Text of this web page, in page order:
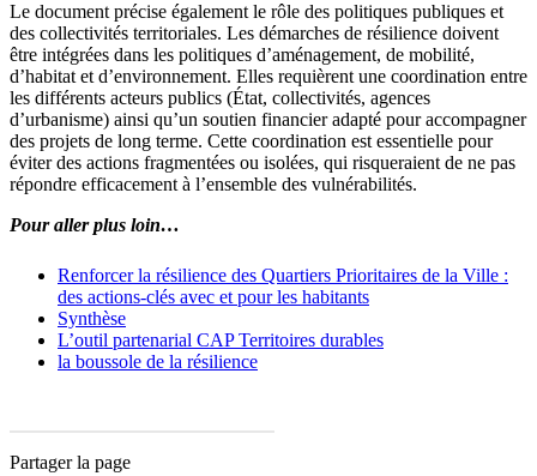
Le document précise également le rôle des politiques publiques et
des collectivités territoriales. Les démarches de résilience doivent
être intégrées dans les politiques d’aménagement, de mobilité,
d’habitat et d’environnement. Elles requièrent une coordination entre
les différents acteurs publics (État, collectivités, agences
d’urbanisme) ainsi qu’un soutien financier adapté pour accompagner
des projets de long terme. Cette coordination est essentielle pour
éviter des actions fragmentées ou isolées, qui risqueraient de ne pas
répondre efficacement à l’ensemble des vulnérabilités.
Pour aller plus loin…
Renforcer la résilience des Quartiers Prioritaires de la Ville :
des actions-clés avec et pour les habitants
Synthèse
L’outil partenarial CAP Territoires durables
la boussole de la résilience
Partager la page